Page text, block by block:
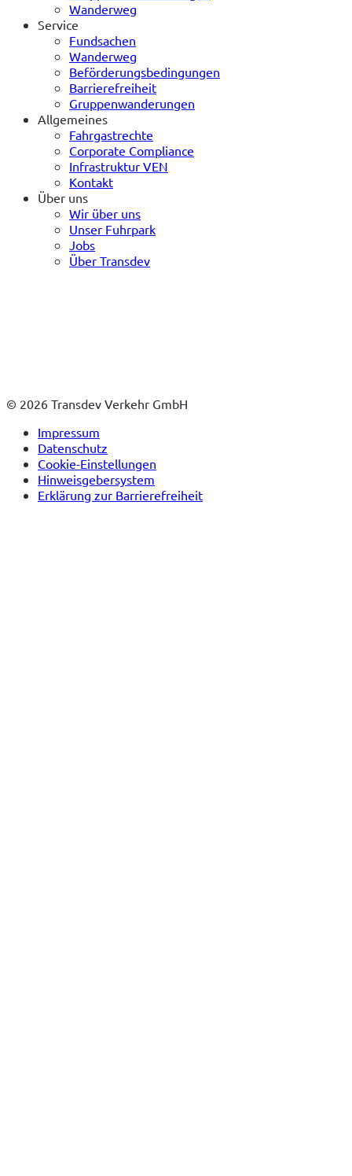
Wanderweg
Service
Fundsachen
Wanderweg
Beförderungsbedingungen
Barrierefreiheit
Gruppenwanderungen
Allgemeines
Fahrgastrechte
Corporate Compliance
Infrastruktur VEN
Kontakt
Über uns
Wir über uns
Unser Fuhrpark
Jobs
Über Transdev
© 2026 Transdev Verkehr GmbH
Impressum
Datenschutz
Cookie-Einstellungen
Hinweisgebersystem
Erklärung zur Barrierefreiheit